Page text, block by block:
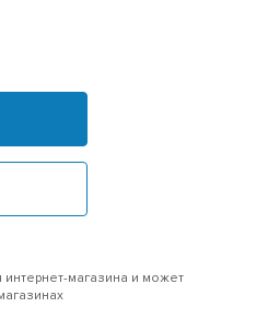
интернет-магазина и может